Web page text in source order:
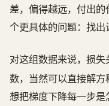
差，偏得越远，付出
个更具体的问题：找
对这组数据来说，损失
数，当然可以直接解
想把梯度下降每一步是